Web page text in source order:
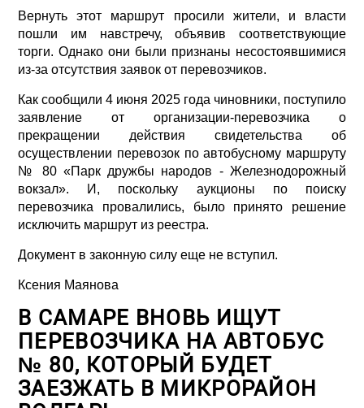
Вернуть этот маршрут просили жители, и власти
пошли им навстречу, объявив соответствующие
торги. Однако они были признаны несостоявшимися
из-за отсутствия заявок от перевозчиков.
Как сообщили 4 июня 2025 года чиновники, поступило
заявление от организации-перевозчика о
прекращении действия свидетельства об
осуществлении перевозок по автобусному маршруту
№ 80 «Парк дружбы народов - Железнодорожный
вокзал». И, поскольку аукционы по поиску
перевозчика провалились, было принято решение
исключить маршрут из реестра.
Документ в законную силу еще не вступил.
Ксения Маянова
В САМАРЕ ВНОВЬ ИЩУТ
ПЕРЕВОЗЧИКА НА АВТОБУС
№ 80, КОТОРЫЙ БУДЕТ
ЗАЕЗЖАТЬ В МИКРОРАЙОН